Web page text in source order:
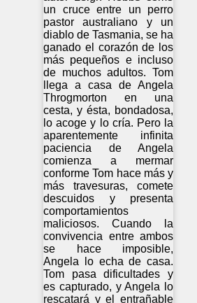
un cruce entre un perro
pastor australiano y un
diablo de Tasmania, se ha
ganado el corazón de los
más pequeños e incluso
de muchos adultos. Tom
llega a casa de Angela
Throgmorton en una
cesta, y ésta, bondadosa,
lo acoge y lo cría. Pero la
aparentemente infinita
paciencia de Angela
comienza a mermar
conforme Tom hace más y
más travesuras, comete
descuidos y presenta
comportamientos
maliciosos. Cuando la
convivencia entre ambos
se hace imposible,
Angela lo echa de casa.
Tom pasa dificultades y
es capturado, y Angela lo
rescatará y el entrañable